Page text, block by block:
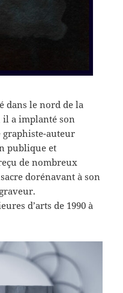
dans le nord de la
il a implanté son
graphiste-auteur
publique et
de nombreux
dorénavant à son
d’arts de 1990 à